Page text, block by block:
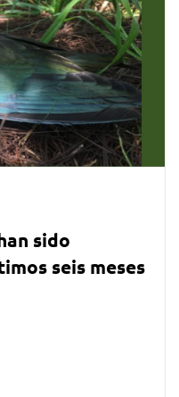
sido
seis meses